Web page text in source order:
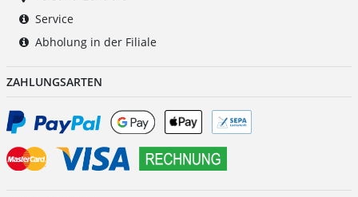
Service
Abholung in der Filiale
ZAHLUNGSARTEN